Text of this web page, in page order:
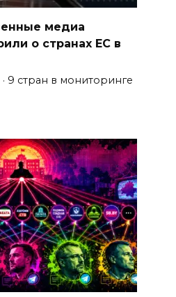
медиа
о странах ЕС в
9 стран в мониторинге